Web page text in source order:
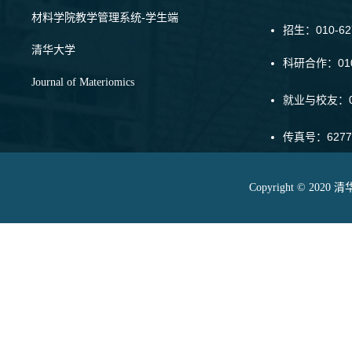
材料学院教学管理系统-学生端
清华大学
Journal of Materiomics
招生：010-
科研合作：
就业与校友
传真号：
Copyright © 2020 清